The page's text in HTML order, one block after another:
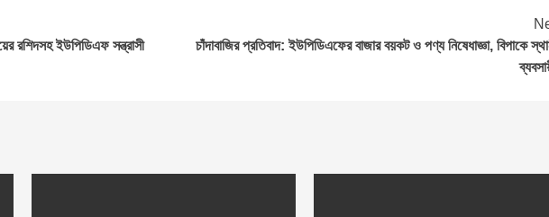
রশিদসহ ইউপিডিএফ সন্ত্রাসী
চাঁদাবাজির প্রতিবাদ: ইউপিডিএফের বাজার বয়কট ও পণ্য নিষেধাজ্ঞা, বিপাকে